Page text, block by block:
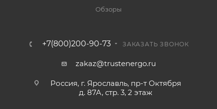
Обзоры
+7(800)200-90-73 ЗАКАЗАТЬ ЗВОНОК
zakaz@trustenergo.ru
Россия, г. Ярославль, пр-т Октября
д. 87А, стр. 3, 2 этаж